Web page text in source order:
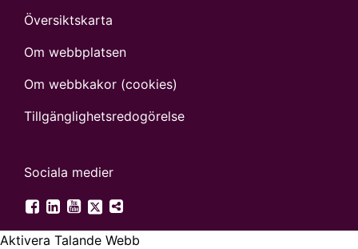
Översiktskarta
Om webbplatsen
Om webbkakor (cookies)
Tillgänglighets­redogörelse
Sociala medier
SGU på Facebook
SGU på LinkedIn
SGU på YouTube
SGU på Twitter
Fler digitala kanaler
Aktivera Talande Webb